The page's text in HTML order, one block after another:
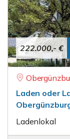
222.000,- €
Laden oder
Ladenlokal